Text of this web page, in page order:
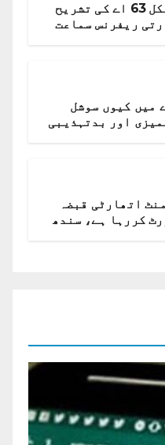
آئین کے آرٹیکل 63 اے کی تشریح
ریفرنس سماعت
میں کیوں سوشل
اور بدتہذیبی
اتھارٹی قبضہ
کررہا ہے، سندھ